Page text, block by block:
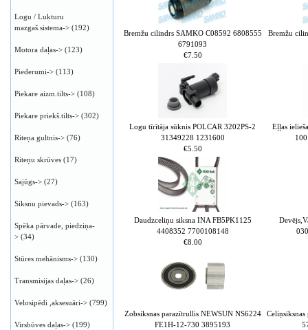
Bremžu cilindrs SAMKO C08592 6808555
6791093
€7.50
Bremžu
Logu tīrītāja sūknis POLCAR 3202PS-2
31349228 1231600
€5.50
Eļļas
Daudzceliņu siksna INA FB5PK1125
4408352 7700108148
€8.00
Zobsiksnas parazītrullis NEWSUN NS6224
FE1H-12-730 3895193
Logu / Lukturu
mazgaš.sistema-> (192)
Motora daļas-> (123)
Piederumi-> (113)
Piekare aizm.tilts-> (108)
Piekare priekš.tilts-> (302)
Riteņa gultnis-> (76)
Riteņu skrūves (17)
Sajūgs-> (27)
Siksnu pievads-> (163)
Spēka pārvade, piedziņa-
> (34)
Stūres mehānisms-> (130)
Transmisijas daļas-> (26)
Velosipēdi ,aksesuāri-> (799)
Virsbūves daļas-> (199)